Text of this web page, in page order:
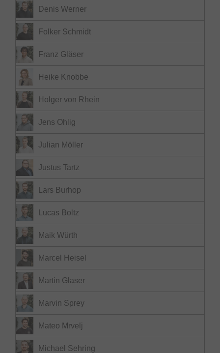
Denis Werner
Folker Schmidt
Franz Gläser
Heike Knobbe
Holger von Rhein
Jens Ohlig
Julian Möller
Justus Tartz
Lars Burhop
Lucas Boltz
Maik Würth
Marcel Heisel
Martin Glaser
Marvin Sprey
Mateo Mrvelj
Michael Sehring